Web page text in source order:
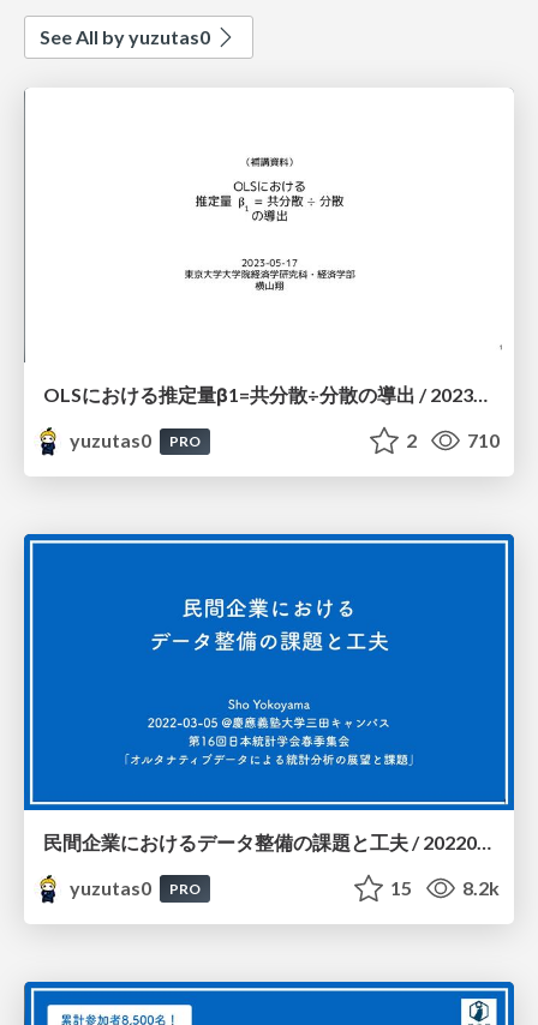
See All by yuzutas0
OLSにおける推定量β1=共分散÷分散の導出 / 20230517
yuzutas0
PRO 2 710
yuzutas0
PRO 15 8.2k